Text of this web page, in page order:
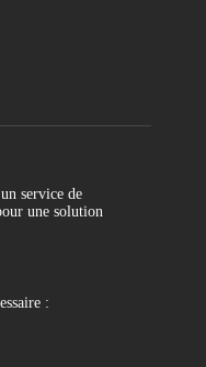
service de
une solution
: